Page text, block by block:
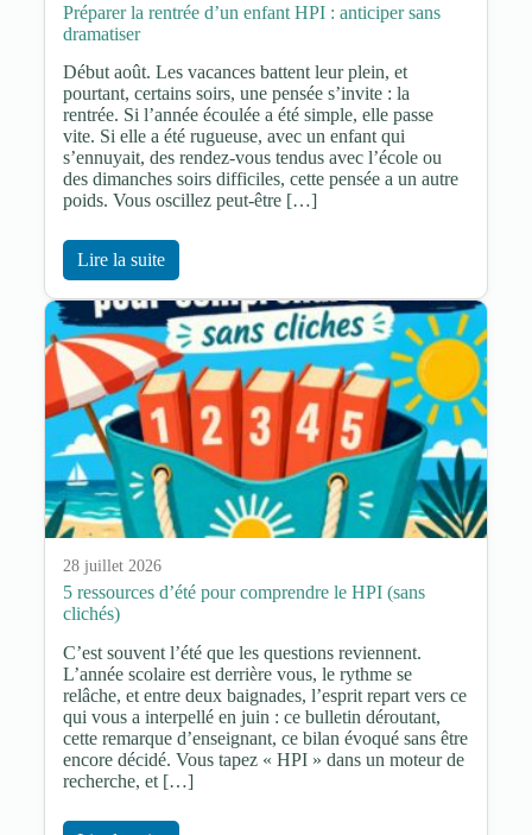
Préparer la rentrée d’un enfant HPI : anticiper sans
dramatiser
Début août. Les vacances battent leur plein, et
pourtant, certains soirs, une pensée s’invite : la
rentrée. Si l’année écoulée a été simple, elle passe
vite. Si elle a été rugueuse, avec un enfant qui
s’ennuyait, des rendez-vous tendus avec l’école ou
des dimanches soirs difficiles, cette pensée a un autre
poids. Vous oscillez peut-être […]
Lire la suite
28 juillet 2026
5 ressources d’été pour comprendre le HPI (sans
clichés)
C’est souvent l’été que les questions reviennent.
L’année scolaire est derrière vous, le rythme se
relâche, et entre deux baignades, l’esprit repart vers ce
qui vous a interpellé en juin : ce bulletin déroutant,
cette remarque d’enseignant, ce bilan évoqué sans être
encore décidé. Vous tapez « HPI » dans un moteur de
recherche, et […]